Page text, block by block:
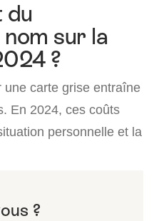
du
sur la
?
une carte grise entraîne
En 2024, ces coûts
personnelle et la